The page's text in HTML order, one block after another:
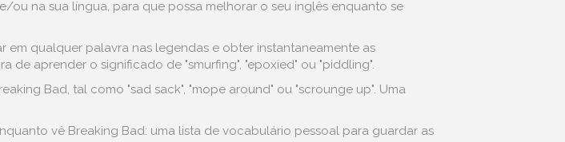
ou na sua língua, para que possa melhorar o seu inglês enquanto se
qualquer palavra nas legendas e obter instantaneamente as
de aprender o significado de "smurfing", "epoxied" ou "piddling".
Bad, tal como "sad sack", "mope around" ou "scrounge up". Uma
vê Breaking Bad: uma lista de vocabulário pessoal para guardar as